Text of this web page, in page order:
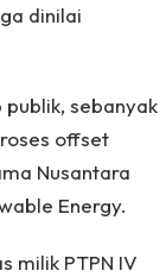
dinilai
sebanyak
offset
Nusantara
Energy.
milik PTPN IV